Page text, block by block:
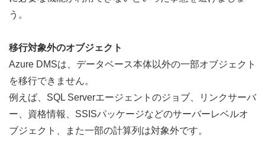
う。
移行対象外のオブジェクト
Azure DMSは、データベース本体以外の一部オブジェクト
を移行できません。
例えば、SQL Serverエージェントのジョブ、リンクサーバ
ー、資格情報、SSISパッケージなどのサーバーレベルオ
ブジェクト、また一部の計算列は対象外です。